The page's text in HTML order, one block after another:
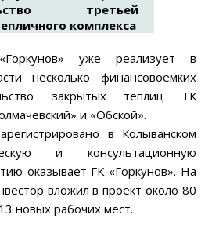
третьей
комплекса
уже реализует в
несколько финансовоемких
закрытых теплиц ТК
и «Обской».
в Колыванском
и консультационную
оказывает ГК «Горкунов». На
вложил в проект около 80
новых рабочих мест.